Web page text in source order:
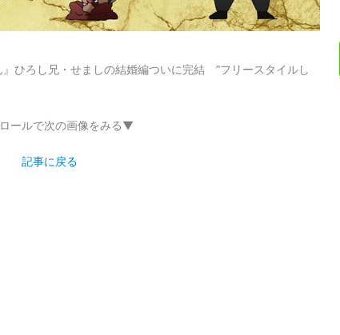
ひろし兄・せましの結婚編ついに完結 ”フリースタイルし
ールで次の画像をみる▼
記事に戻る